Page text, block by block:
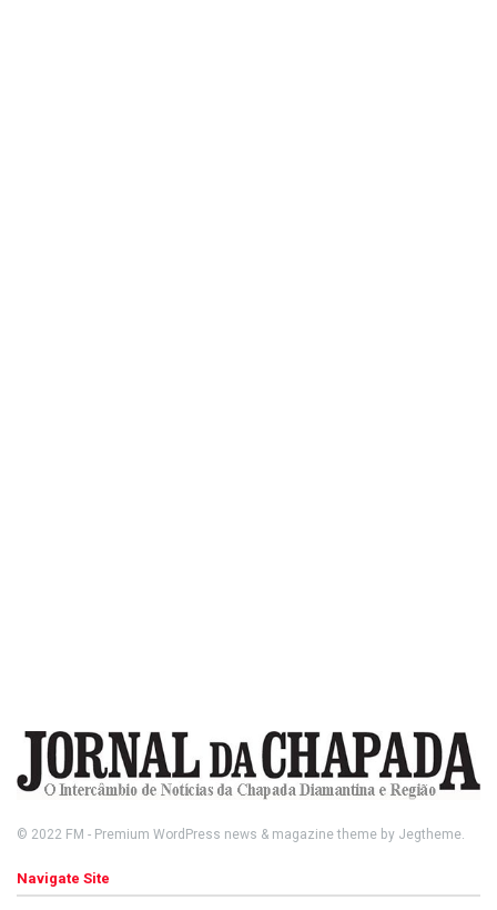
© 2022 FM - Premium WordPress news & magazine theme by Jegtheme.
Navigate Site